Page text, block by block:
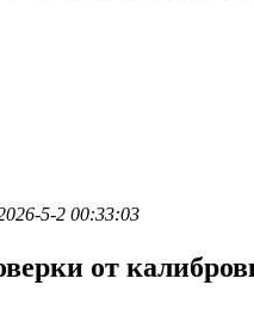
5-2 00:33:03
от